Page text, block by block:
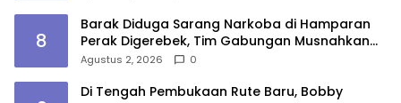
8
Barak Diduga Sarang Narkoba di Hamparan
Perak Digerebek, Tim Gabungan Musnahkan
Lokasi
Agustus 2, 2026 0
Di Tengah Pembukaan Rute Baru, Bobby